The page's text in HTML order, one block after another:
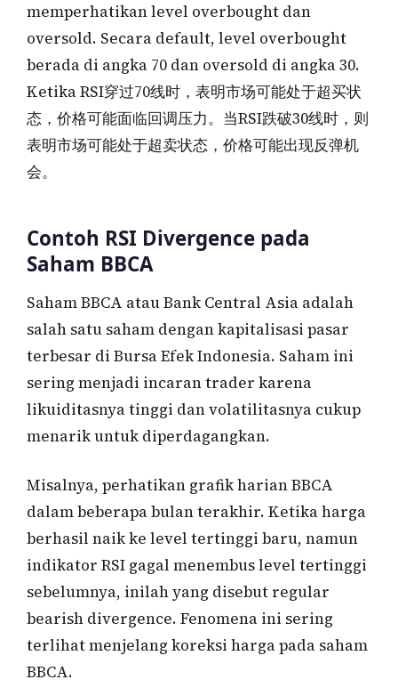
memperhatikan level overbought dan
oversold. Secara default, level overbought
berada di angka 70 dan oversold di angka 30.
Ketika RSI穿过70线时，表明市场可能处于超买状
态，价格可能面临回调压力。当RSI跌破30线时，则
表明市场可能处于超卖状态，价格可能出现反弹机
会。
Contoh RSI Divergence pada
Saham BBCA
Saham BBCA atau Bank Central Asia adalah
salah satu saham dengan kapitalisasi pasar
terbesar di Bursa Efek Indonesia. Saham ini
sering menjadi incaran trader karena
likuiditasnya tinggi dan volatilitasnya cukup
menarik untuk diperdagangkan.
Misalnya, perhatikan grafik harian BBCA
dalam beberapa bulan terakhir. Ketika harga
berhasil naik ke level tertinggi baru, namun
indikator RSI gagal menembus level tertinggi
sebelumnya, inilah yang disebut regular
bearish divergence. Fenomena ini sering
terlihat menjelang koreksi harga pada saham
BBCA.